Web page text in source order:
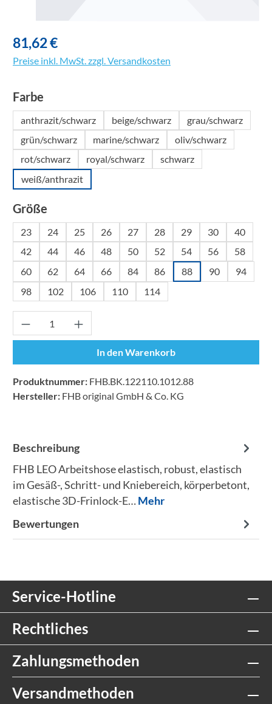
81,62 €
Preise inkl. MwSt. zzgl. Versandkosten
Farbe
anthrazit/schwarz beige/schwarz
grau/schwarz
grün/schwarz
marine/schwarz
oliv/schwarz
rot/schwarz
royal/schwarz
schwarz
weiß/anthrazit
Größe
23 24 25 26 27 28 29 30
40
42
44 46 48 50 52 54 56
58
60
62 64 66 84 86 88 90
94
98
102 106 110 114
Produkt Anzahl: Gib den gewünschten
In den Warenkorb
Produktnummer: FHB.BK.122110.1012.88
Hersteller: FHB original GmbH & Co. KG
Beschreibung
FHB LEO Arbeitshose elastisch, robust, elastisch
im Gesäß-, Schritt- und Kniebereich, körperbetont,
elastische 3D-Frinlock-E…Mehr
Bewertungen
Service-Hotline
Rechtliches
Zahlungsmethoden
Versandmethoden